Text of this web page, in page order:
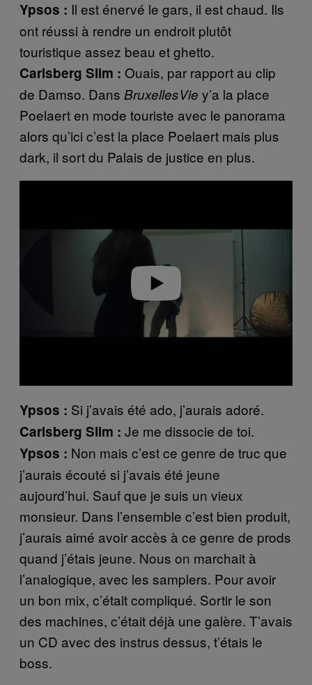
Ypsos : Il est énervé le gars, il est chaud. Ils
ont réussi à rendre un endroit plutôt
touristique assez beau et ghetto.
Carlsberg Slim : Ouais, par rapport au clip
de Damso. Dans BruxellesVie y’a la place
Poelaert en mode touriste avec le panorama
alors qu’ici c’est la place Poelaert mais plus
dark, il sort du Palais de justice en plus.
Ypsos : Si j’avais été ado, j’aurais adoré.
Carlsberg Slim : Je me dissocie de toi.
Ypsos : Non mais c’est ce genre de truc que
j’aurais écouté si j’avais été jeune
aujourd’hui. Sauf que je suis un vieux
monsieur. Dans l’ensemble c’est bien produit,
j’aurais aimé avoir accès à ce genre de prods
quand j’étais jeune. Nous on marchait à
l’analogique, avec les samplers. Pour avoir
un bon mix, c’était compliqué. Sortir le son
des machines, c’était déjà une galère. T’avais
un CD avec des instrus dessus, t’étais le
boss.